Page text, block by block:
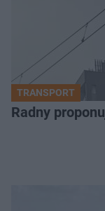
TRANSPORT
Radny